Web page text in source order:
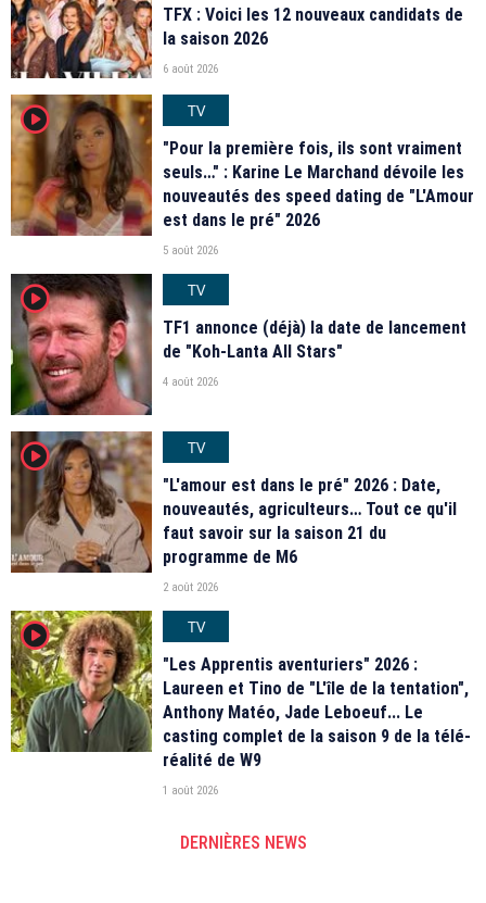
TFX : Voici les 12 nouveaux candidats de
la saison 2026
6 août 2026
player2
TV
"Pour la première fois, ils sont vraiment
seuls…" : Karine Le Marchand dévoile les
nouveautés des speed dating de "L'Amour
est dans le pré" 2026
5 août 2026
player2
TV
TF1 annonce (déjà) la date de lancement
de "Koh-Lanta All Stars"
4 août 2026
player2
TV
"L'amour est dans le pré" 2026 : Date,
nouveautés, agriculteurs… Tout ce qu'il
faut savoir sur la saison 21 du
programme de M6
2 août 2026
player2
TV
"Les Apprentis aventuriers" 2026 :
Laureen et Tino de "L'île de la tentation",
Anthony Matéo, Jade Leboeuf... Le
casting complet de la saison 9 de la télé-
réalité de W9
1 août 2026
DERNIÈRES NEWS